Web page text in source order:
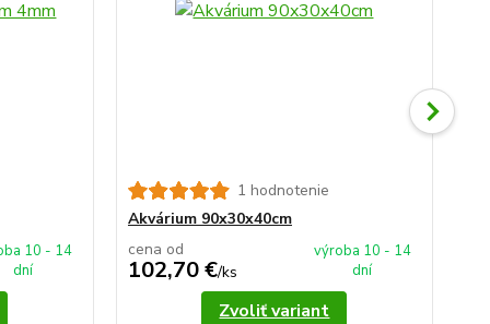
10 - 14
dní
1 hodnotenie
Akvárium 90x30x40cm
cena od
102,70 €/ks
výroba 10 - 14
dní
Zvoliť variant